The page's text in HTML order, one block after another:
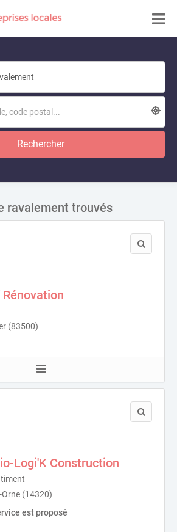
Rechercher
ravalement trouvés
(83500)
Logi'K Construction
(14320)
est proposé